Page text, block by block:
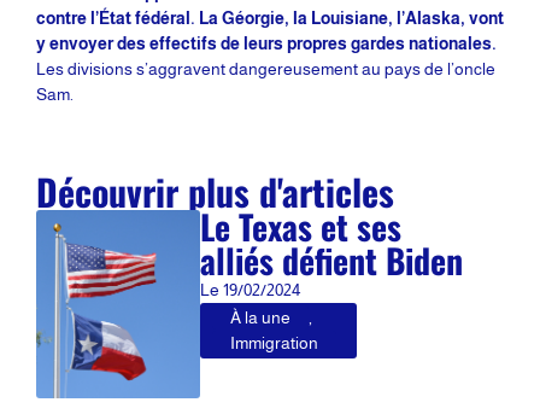
contre l’État fédéral. La Géorgie, la Louisiane, l’Alaska, vont
y envoyer des effectifs de leurs propres gardes nationales.
Les divisions s’aggravent dangereusement au pays de l’oncle
Sam.
Découvrir plus d'articles
Le Texas et ses
alliés défient Biden
Le 19/02/2024
À la une
Immigration